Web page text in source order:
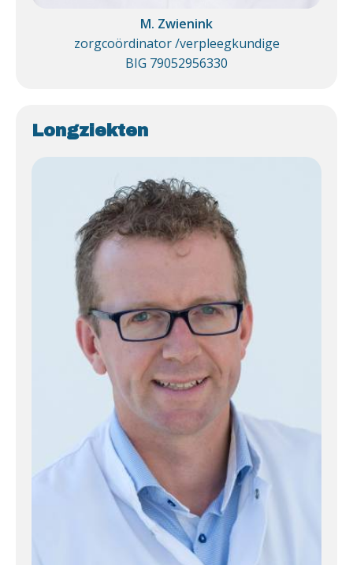
M. Zwienink
zorgcoördinator /verpleegkundige
BIG 79052956330
Longziekten